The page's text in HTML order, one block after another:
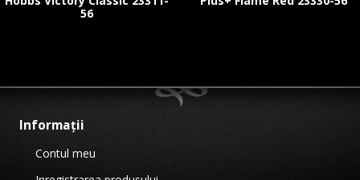
56
Informații
Contul meu